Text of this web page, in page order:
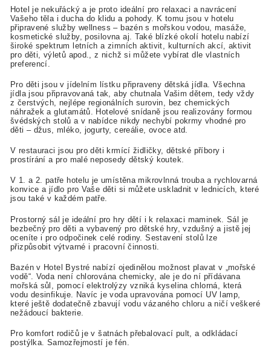
Hotel je nekuřácký a je proto ideální pro relaxaci a navrácení
Vašeho těla i ducha do klidu a pohody. K tomu jsou v hotelu
připravené služby wellness – bazén s mořskou vodou, masáže,
kosmetické služby, posilovna aj. Také blízké okolí hotelu nabízí
široké spektrum letních a zimních aktivit, kulturních akcí, aktivit
pro děti, výletů apod., z nichž si můžete vybírat dle vlastních
preferencí.
Pro děti jsou v jídelním lístku připraveny dětská jídla. Všechna
jídla jsou připravovaná tak, aby chutnala Vašim dětem, tedy vždy
z čerstvých, nejlépe regionálních surovin, bez chemických
náhražek a glutamátů.
Hotelové snídaně jsou realizovány formou
švédských stolů a v nabídce nikdy nechybí pokrmy vhodné pro
děti – džus, mléko, jogurty, cereálie, ovoce atd.
V restauraci jsou pro děti krmící židličky, dětské příbory i
prostírání a pro malé neposedy dětský koutek.
V 1. a 2. patře hotelu je umístěna mikrovlnná trouba a rychlovarná
konvice a jídlo pro Vaše děti si můžete uskladnit v lednicích, které
jsou také v každém patře.
Prostorný sál je ideální pro hry dětí i k relaxaci maminek. Sál je
bezbečný pro děti a vybavený pro dětské hry, vzdušný a jistě jej
oceníte i pro odpočinek celé rodiny. Sestavení stolů lze
přizpůsobit výtvarné i pracovní činnosti.
Bazén v Hotel Bystré nabízí ojedinělou možnost plavat v „mořské
vodě“. Voda není chlorována chemicky, ale je do ní přídávana
mořská sůl, pomocí elektrolýzy vzniká kyselina chlorná, která
vodu desinfikuje. Navíc je voda upravována pomocí UV lamp,
které ještě dodatečně zbavují vodu vázaného chloru a ničí veškeré
nežádoucí bakterie.
Pro komfort rodičů je v šatnách přebalovací pult, a odkládací
postýlka. Samozřejmostí je fén.